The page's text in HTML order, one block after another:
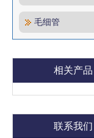
毛细管
相关产品
联系我们